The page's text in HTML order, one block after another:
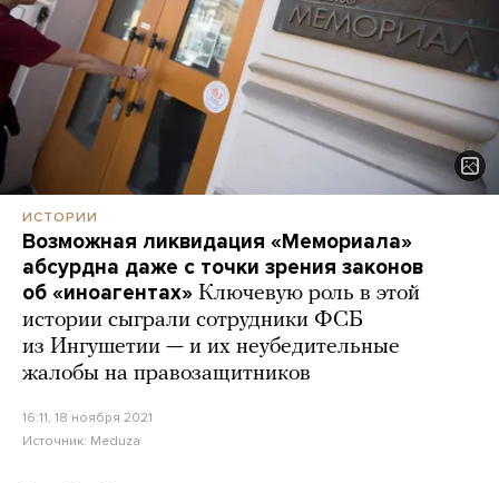
ИСТОРИИ
Возможная ликвидация «Мемориала»
абсурдна даже с точки зрения законов
об «иноагентах» Ключевую роль в этой
истории сыграли сотрудники ФСБ
из Ингушетии — и их неубедительные
жалобы на правозащитников
16:11, 18 ноября 2021
Источник: Meduza